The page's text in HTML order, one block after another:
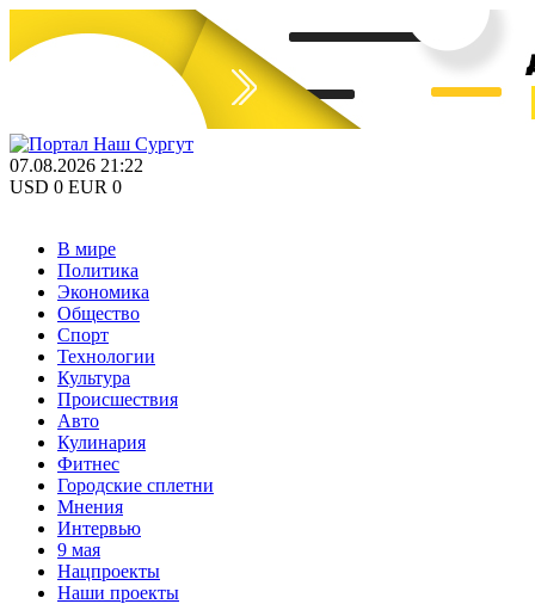
07.08.2026 21:22
USD 0 EUR 0
В мире
Политика
Экономика
Общество
Спорт
Технологии
Культура
Происшествия
Авто
Кулинария
Фитнес
Городские сплетни
Мнения
Интервью
9 мая
Нацпроекты
Наши проекты